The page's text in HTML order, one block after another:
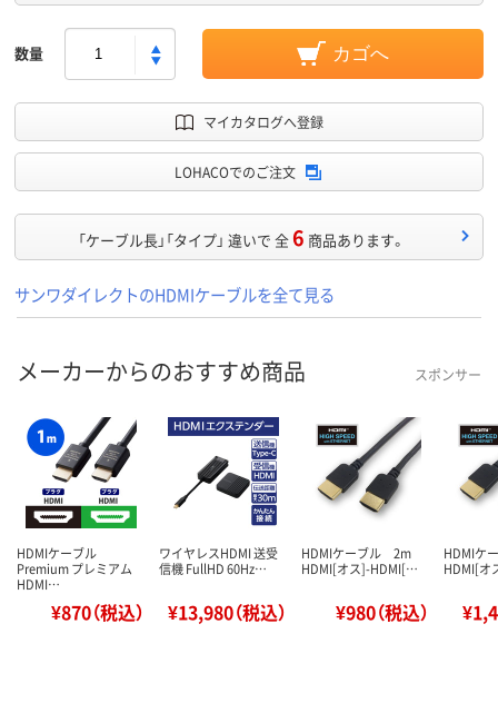
数量 カゴへ
マイカタログへ登録
LOHACOでのご注文
「ケーブル長」「タイプ」 違いで 全6 商品あります。
サンワダイレクトのHDMIケーブルを全て見る
メーカーからのおすすめ商品 スポンサー
HDMIケーブル
Premium プレミアム
HDMI…
¥870（税込）
ワイヤレスHDMI 送受
信機 FullHD 60Hz…
¥13,980（税込）
HDMIケーブル 2m
HDMI[オス]-HDMI[…
¥980（税込）
HDMI
HDMI[